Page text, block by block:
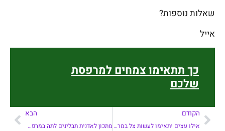
שאלות נוספות?
אייל
כך תתאימו צמחים למרפסת
שלכם
הקודם
אילו עצים יתאימו לעשות צל במרפסת?
הבא
מתכון לאדנית תבלינים לתה במרפסת –